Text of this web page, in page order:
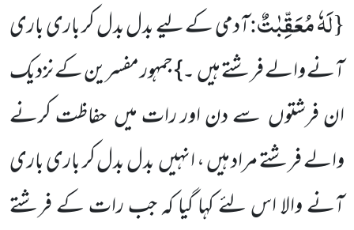
{لَهٗ مُعَقِّبٰتٌ:آدمی کے لیے بدل بدل کر باری باری
آنے والے فرشتے ہیں ۔} جمہور مفسرین کے نزدیک
ان فرشتوں سے دن اور رات میں حفاظت کرنے
والے فرشتے مراد ہیں ، انہیں بدل بدل کر باری باری
آنے والا اس لئے کہا گیا کہ جب رات کے فرشتے